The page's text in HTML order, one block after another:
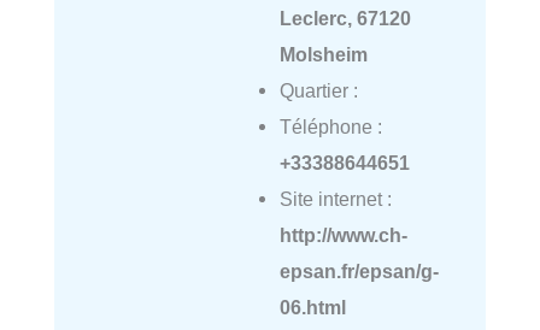
Leclerc, 67120
Molsheim
Quartier :
Téléphone :
+33388644651
Site internet :
http://www.ch-
epsan.fr/epsan/g-
06.html